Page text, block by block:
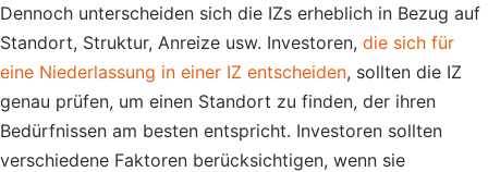
Dennoch unterscheiden sich die IZs erheblich in Bezug auf
Standort, Struktur, Anreize usw. Investoren, die sich für
eine Niederlassung in einer IZ entscheiden, sollten die IZ
genau prüfen, um einen Standort zu finden, der ihren
Bedürfnissen am besten entspricht. Investoren sollten
verschiedene Faktoren berücksichtigen, wenn sie